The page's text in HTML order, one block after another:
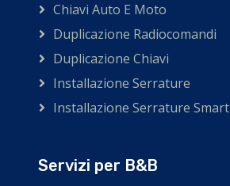
Chiavi Auto E Moto
Duplicazione Radiocomandi
Duplicazione Chiavi
Installazione Serrature
Installazione Serrature Smart
Servizi per B&B